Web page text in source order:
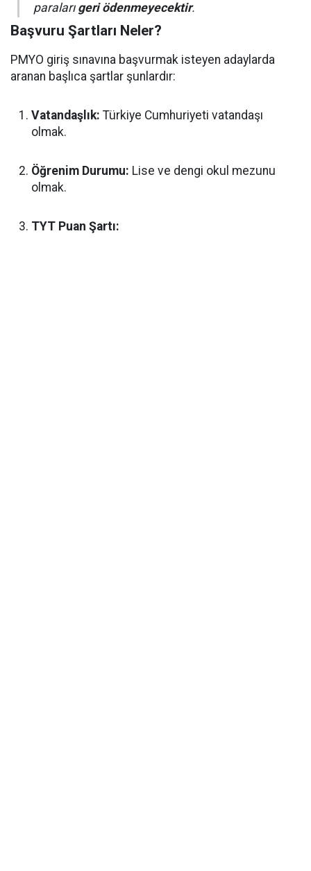
paraları geri ödenmeyecektir.
Başvuru Şartları Neler?
PMYO giriş sınavına başvurmak isteyen adaylarda
aranan başlıca şartlar şunlardır:
Vatandaşlık: Türkiye Cumhuriyeti vatandaşı
olmak.
Öğrenim Durumu: Lise ve dengi okul mezunu
olmak.
TYT Puan Şartı: